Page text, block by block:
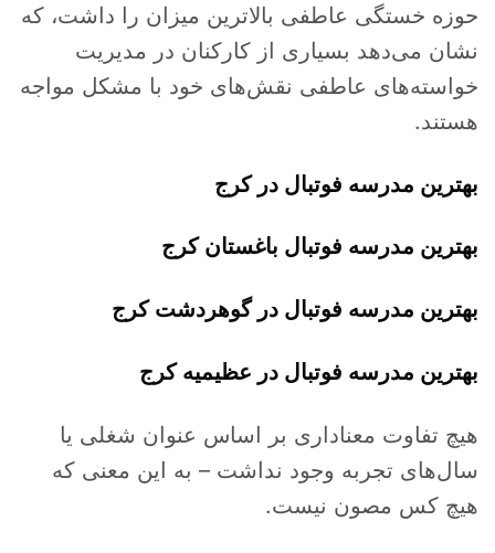
حوزه خستگی عاطفی بالاترین میزان را داشت، که
نشان می‌دهد بسیاری از کارکنان در مدیریت
خواسته‌های عاطفی نقش‌های خود با مشکل مواجه
هستند.
بهترین مدرسه فوتبال در کرج
بهترین مدرسه فوتبال باغستان کرج
بهترین مدرسه فوتبال در گوهردشت کرج
بهترین مدرسه فوتبال در عظیمیه کرج
هیچ تفاوت معناداری بر اساس عنوان شغلی یا
سال‌های تجربه وجود نداشت – به این معنی که
هیچ کس مصون نیست.